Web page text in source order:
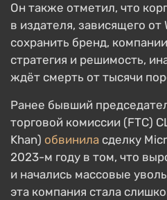
Он также отметил, что
в издателя, зависящего
сохранить бренд,
стратегия и решимость,
ждёт смерть от тысячи
Ранее бывший
торговой комиссии (FTC)
Khan) обвинила сделку
2023-м году в том, что
и начались массовые
эта компания стала